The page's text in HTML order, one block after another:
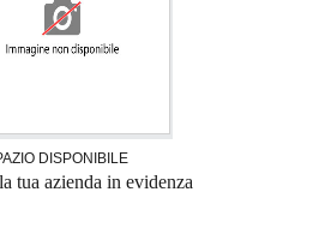
DISPONIBILE
tua azienda in evidenza